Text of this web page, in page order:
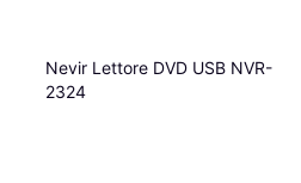
Nevir Lettore DVD USB NVR-
2324